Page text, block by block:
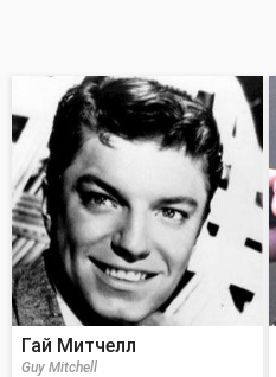
Гай Митчелл
Guy Mitchell